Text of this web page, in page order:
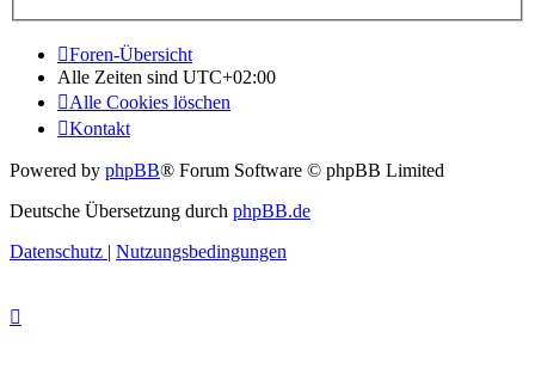
Foren-Übersicht
Alle Zeiten sind UTC+02:00
Alle Cookies löschen
Kontakt
Powered by phpBB® Forum Software © phpBB Limited
Deutsche Übersetzung durch phpBB.de
Datenschutz | Nutzungsbedingungen